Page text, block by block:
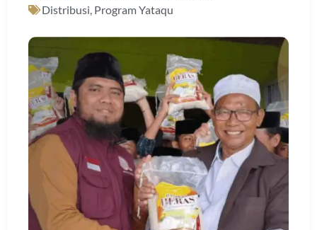
Distribusi, Program Yataqu